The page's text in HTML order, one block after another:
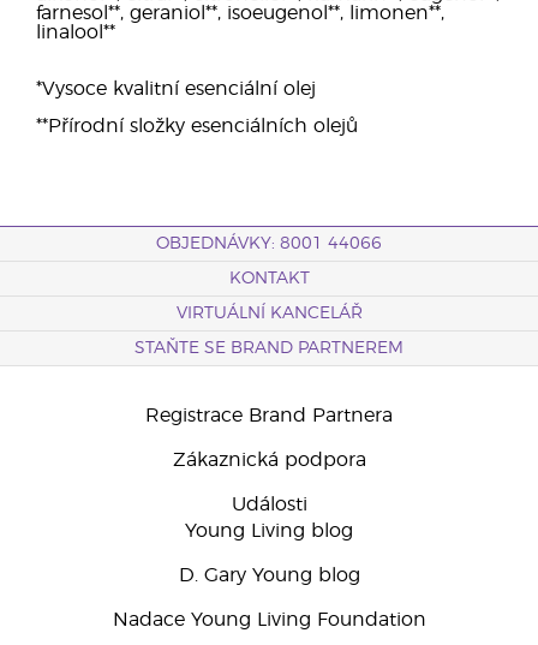
farnesol**, geraniol**, isoeugenol**, limonen**,
linalool**
*Vysoce kvalitní esenciální olej
**Přírodní složky esenciálních olejů
OBJEDNÁVKY: 8001 44066
KONTAKT
VIRTUÁLNÍ KANCELÁŘ
STAŇTE SE BRAND PARTNEREM
Registrace Brand Partnera
Zákaznická podpora
Události
Young Living blog
D. Gary Young blog
Nadace Young Living Foundation